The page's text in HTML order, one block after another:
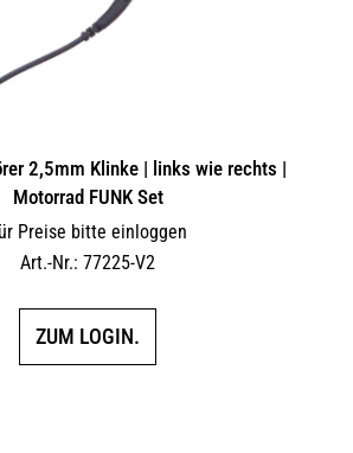
2,5mm Klinke | links wie rechts |
Motorrad FUNK Set
Preise bitte einloggen
Art.-Nr.: 77225-V2
ZUM LOGIN.